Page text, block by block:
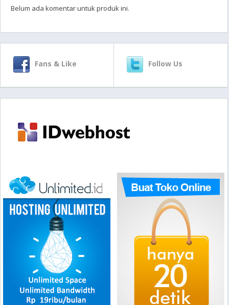
Belum ada komentar untuk produk ini.
Fans & Like Follow Us